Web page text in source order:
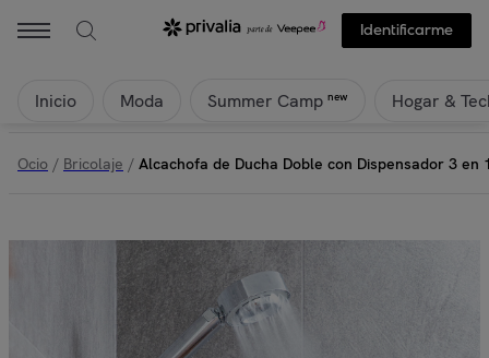
Identificarme
Inicio Moda Summer Camp new Hogar &
Ocio / Bricolaje / Alcachofa de Ducha Doble con Dispensador 3 en